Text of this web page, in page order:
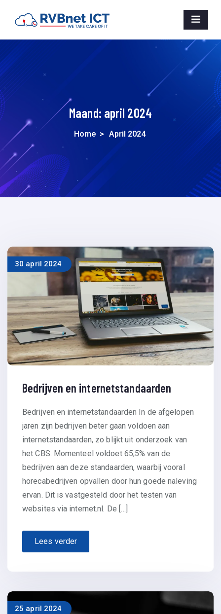
Maand: april 2024
Home > April 2024
30 april 2024
Bedrijven en internetstandaarden
Bedrijven en internetstandaarden In de afgelopen
jaren zijn bedrijven beter gaan voldoen aan
internetstandaarden, zo blijkt uit onderzoek van
het CBS. Momenteel voldoet 65,5% van de
bedrijven aan deze standaarden, waarbij vooral
horecabedrijven opvallen door hun goede naleving
ervan. Dit is vastgesteld door het testen van
websites via internet.nl. De […]
Lees verder
25 april 2024